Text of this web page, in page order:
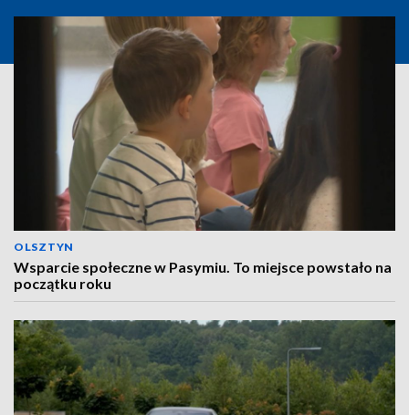
OLSZTYN
Wsparcie społeczne w Pasymiu. To miejsce powstało na
początku roku